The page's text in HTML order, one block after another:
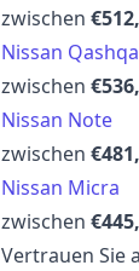
zwischen
Nissan
zwischen
Nissan Note
zwischen
Nissan Micra
zwischen
Vertrauen Sie